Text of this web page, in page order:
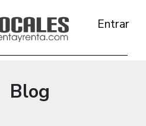
Entrar
Blog